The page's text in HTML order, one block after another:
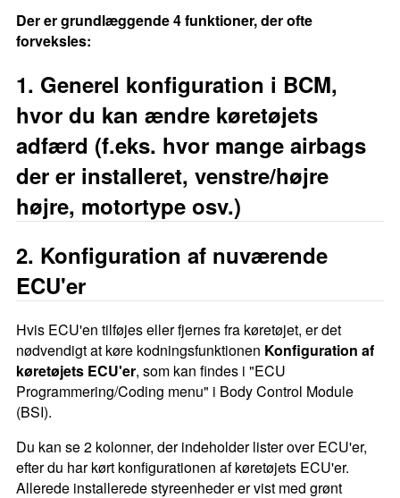
Der er grundlæggende 4 funktioner, der ofte
forveksles:
1. Generel konfiguration i BCM,
hvor du kan ændre køretøjets
adfærd (f.eks. hvor mange airbags
der er installeret, venstre/højre
højre, motortype osv.)
2. Konfiguration af nuværende
ECU'er
Hvis ECU'en tilføjes eller fjernes fra køretøjet, er det
nødvendigt at køre kodningsfunktionen Konfiguration af
køretøjets ECU'er, som kan findes i "ECU
Programmering/Coding menu" i Body Control Module
(BSI).
Du kan se 2 kolonner, der indeholder lister over ECU'er,
efter du har kørt konfigurationen af ​​køretøjets ECU'er.
Allerede installerede styreenheder er vist med grønt